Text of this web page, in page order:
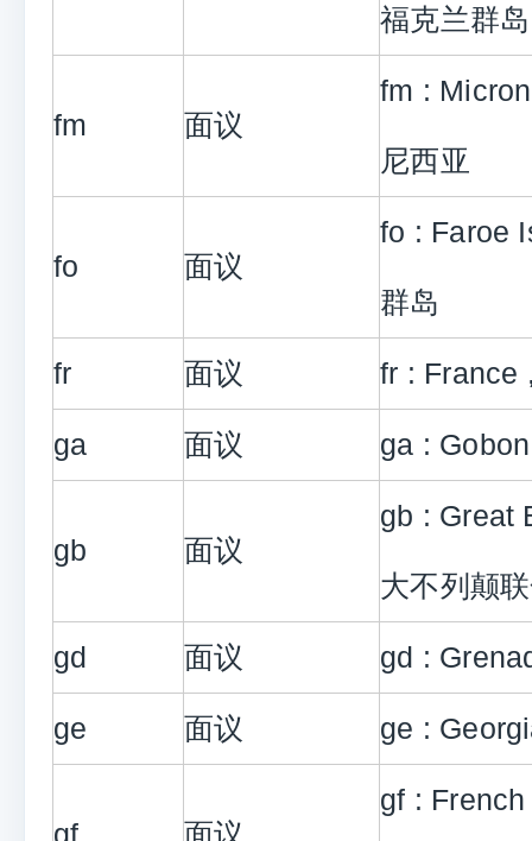
福克兰群岛
fm 面议
fm :
尼西亚
fo 面议
fo : Faroe
群岛
fr 面议 fr : France
ga 面议 ga :
gb 面议
gb : Great
大不列颠
gd 面议 gd :
ge 面议 ge :
gf 面议
gf :